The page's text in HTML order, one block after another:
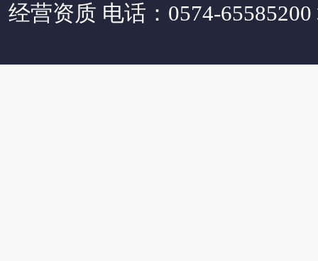
经营资质 电话：0574-